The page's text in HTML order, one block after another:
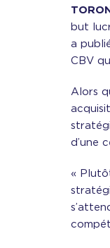
but
a
CBV
Alors
d’une
«